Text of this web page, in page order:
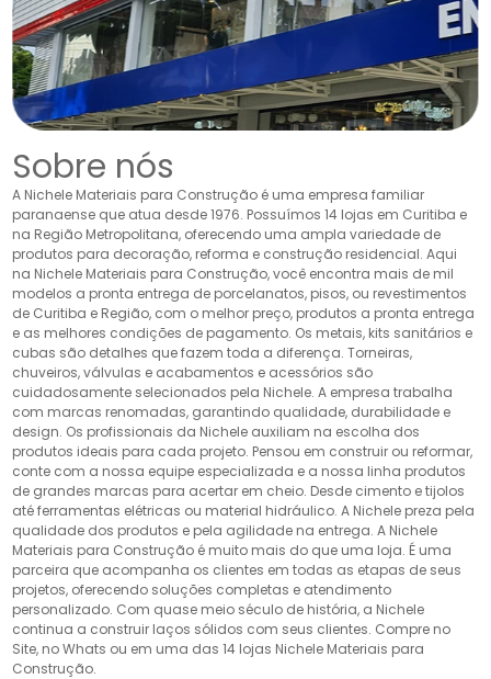
Sobre nós
A Nichele Materiais para Construção é uma empresa familiar
paranaense que atua desde 1976. Possuímos 14 lojas em Curitiba e
na Região Metropolitana, oferecendo uma ampla variedade de
produtos para decoração, reforma e construção residencial. Aqui
na Nichele Materiais para Construção, você encontra mais de mil
modelos a pronta entrega de porcelanatos, pisos, ou revestimentos
de Curitiba e Região, com o melhor preço, produtos a pronta entrega
e as melhores condições de pagamento. Os metais, kits sanitários e
cubas são detalhes que fazem toda a diferença. Torneiras,
chuveiros, válvulas e acabamentos e acessórios são
cuidadosamente selecionados pela Nichele. A empresa trabalha
com marcas renomadas, garantindo qualidade, durabilidade e
design. Os profissionais da Nichele auxiliam na escolha dos
produtos ideais para cada projeto. Pensou em construir ou reformar,
conte com a nossa equipe especializada e a nossa linha produtos
de grandes marcas para acertar em cheio. Desde cimento e tijolos
até ferramentas elétricas ou material hidráulico. A Nichele preza pela
qualidade dos produtos e pela agilidade na entrega. A Nichele
Materiais para Construção é muito mais do que uma loja. É uma
parceira que acompanha os clientes em todas as etapas de seus
projetos, oferecendo soluções completas e atendimento
personalizado. Com quase meio século de história, a Nichele
continua a construir laços sólidos com seus clientes. Compre no
Site, no Whats ou em uma das 14 lojas Nichele Materiais para
Construção.